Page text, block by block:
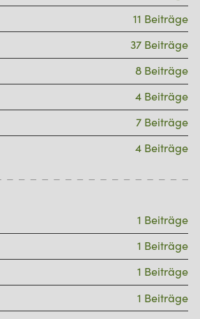
11 Beiträge
37 Beiträge
8 Beiträge
4 Beiträge
7 Beiträge
4 Beiträge
1 Beiträge
1 Beiträge
1 Beiträge
1 Beiträge